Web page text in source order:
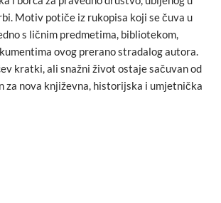
Motiv potiče iz rukopisa koji se čuva u
s ličnim predmetima, bibliotekom,
ovog prerano stradalog autora.
kratki, ali snažni život ostaje sačuvan od
za nova književna, historijska i umjetnička